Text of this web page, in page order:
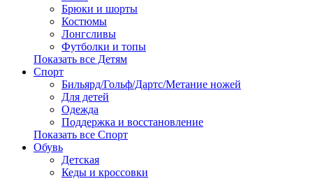
Брюки и шорты
Костюмы
Лонгсливы
Футболки и топы
Показать все Детям
Спорт
Бильярд/Гольф/Дартс/Метание ножей
Для детей
Одежда
Поддержка и восстановление
Показать все Спорт
Обувь
Детская
Кеды и кроссовки